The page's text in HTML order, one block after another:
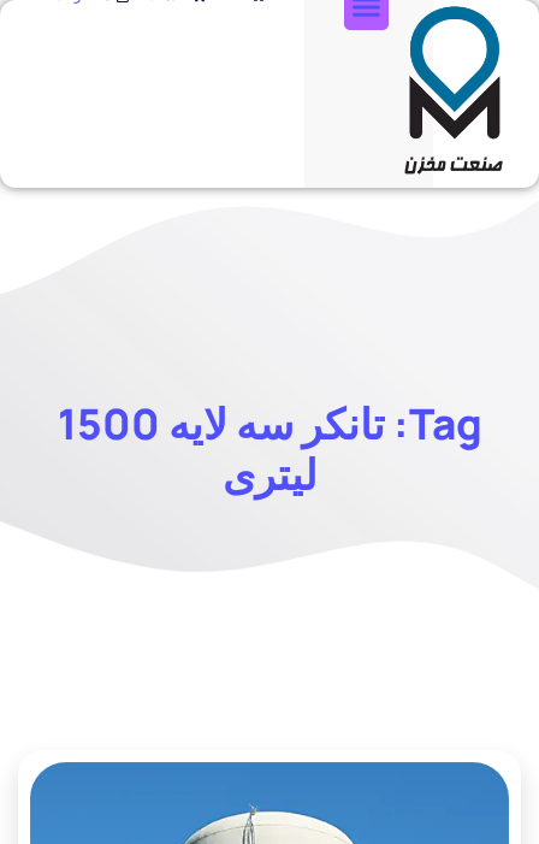
Tag: تانکر سه لایه 1500
لیتری